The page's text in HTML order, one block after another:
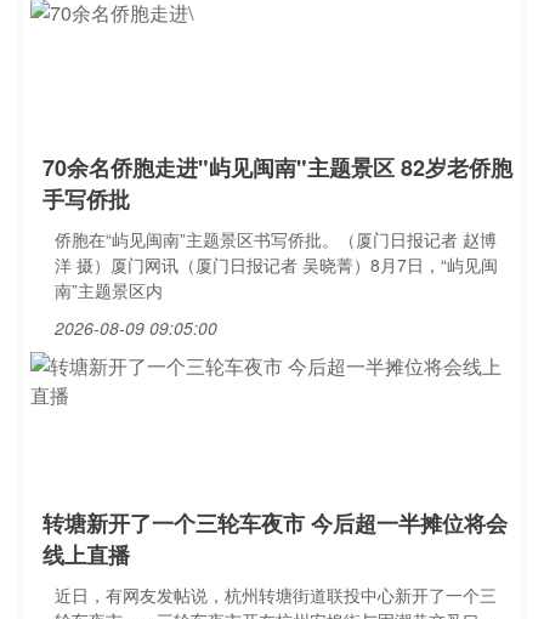
70余名侨胞走进"屿见闽南"主题景区 82岁老侨胞
手写侨批
侨胞在“屿见闽南”主题景区书写侨批。（厦门日报记者 赵博
洋 摄）厦门网讯（厦门日报记者 吴晓菁）8月7日，“屿见闽
南”主题景区内
2026-08-09 09:05:00
转塘新开了一个三轮车夜市 今后超一半摊位将会
线上直播
近日，有网友发帖说，杭州转塘街道联投中心新开了一个三